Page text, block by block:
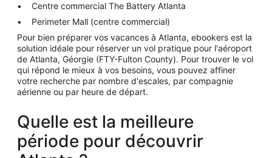
Centre commercial The Battery Atlanta
Perimeter Mall (centre commercial)
Pour bien préparer vos vacances à Atlanta, ebookers est la
solution idéale pour réserver un vol pratique pour l'aéroport
de Atlanta, Géorgie (FTY-Fulton County). Pour trouver le vol
qui répond le mieux à vos besoins, vous pouvez affiner
votre recherche par nombre d'escales, par compagnie
aérienne ou par heure de départ.
Quelle est la meilleure
période pour découvrir